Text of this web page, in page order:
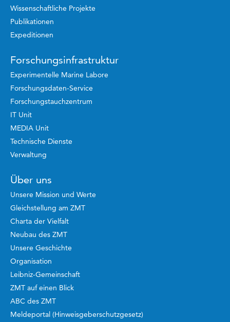
Wissenschaftliche Projekte
Publikationen
Expeditionen
Forschungsinfrastruktur
Experimentelle Marine Labore
Forschungsdaten-Service
Forschungstauchzentrum
IT Unit
MEDIA Unit
Technische Dienste
Verwaltung
Über uns
Unsere Mission und Werte
Gleichstellung am ZMT
Charta der Vielfalt
Neubau des ZMT
Unsere Geschichte
Organisation
Leibniz-Gemeinschaft
ZMT auf einen Blick
ABC des ZMT
Meldeportal (Hinweisgeberschutzgesetz)